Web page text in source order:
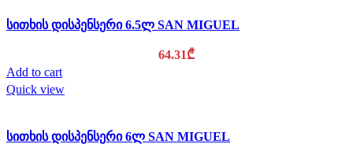
სითხის დისპენსერი 6.5ლ SAN MIGUEL
64.31₾
Add to cart
Quick view
სითხის დისპენსერი 6ლ SAN MIGUEL